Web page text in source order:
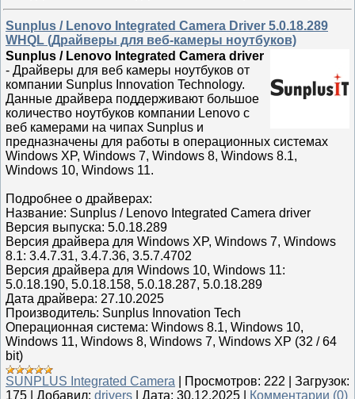
Sunplus / Lenovo Integrated Camera Driver 5.0.18.289
WHQL (Драйверы для веб-камеры ноутбуков)
Sunplus / Lenovo Integrated Camera driver
- Драйверы для веб камеры ноутбуков от
компании Sunplus Innovation Technology.
Данные драйвера поддерживают большое
количество ноутбуков компании Lenovo с
веб камерами на чипах Sunplus и
предназначены для работы в операционных системах
Windows XP, Windows 7, Windows 8, Windows 8.1,
Windows 10, Windows 11.
Подробнее о драйверах:
Название: Sunplus / Lenovo Integrated Camera driver
Версия выпуска: 5.0.18.289
Версия драйвера для Windows XP, Windows 7, Windows
8.1: 3.4.7.31, 3.4.7.36, 3.5.7.4702
Версия драйвера для Windows 10, Windows 11:
5.0.18.190, 5.0.18.158, 5.0.18.287, 5.0.18.289
Дата драйвера: 27.10.2025
Производитель: Sunplus Innovation Tech
Операционная система: Windows 8.1, Windows 10,
Windows 11, Windows 8, Windows 7, Windows XP (32 / 64
bit)
SUNPLUS Integrated Camera
Просмотров: 222
Загрузок:
175
Добавил: drivers Дата: 30.12.2025 Комментарии (0)